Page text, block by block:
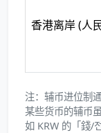
香港离岸 (人
注：辅币进位制
某些货币的辅币
如 KRW 的「錢/